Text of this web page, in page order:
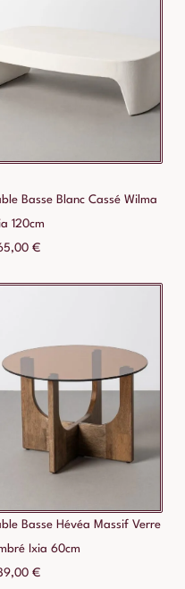
Basse Blanc Cassé Wilma
120cm
€
Basse Hévéa Massif Verre
Ixia 60cm
€